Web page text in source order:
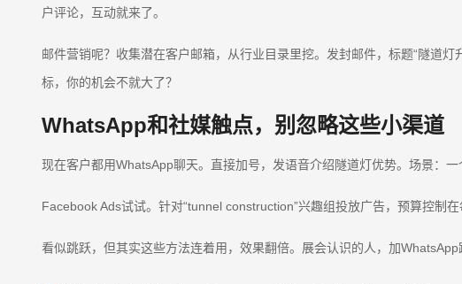
户评论，互动就来了。
邮件营销呢？收集潜在客户邮箱，从行业目录里挖。发封邮件，标题“隧道
标，你的机会不就大了？
WhatsApp和社媒触点，别忽略这些小渠道
现在客户都用WhatsApp聊天。直接加号，发语音介绍隧道灯优势。场景：
Facebook Ads试试。针对“tunnel construction”兴趣组投放广告，预算控制
看似跳跃，但其实这些方法连着用，效果翻倍。展会认识的人，加